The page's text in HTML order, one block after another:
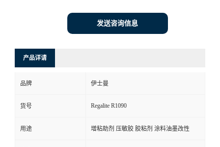
发送咨询信息
产品详请
品牌 伊士曼
货号 Regalite R1090
用途 增粘助剂 压敏胶 胶粘剂 涂料油墨改性